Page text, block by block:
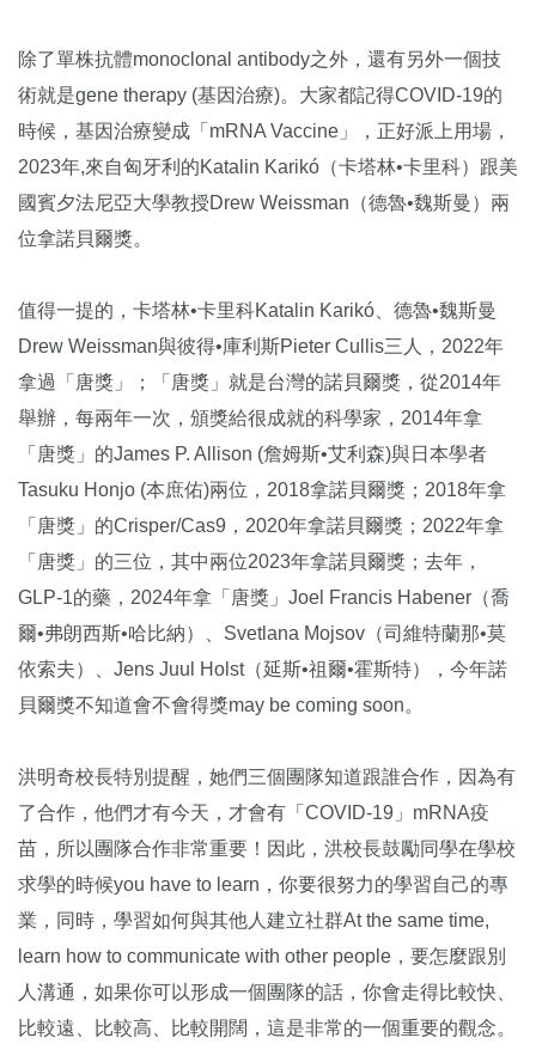
除了單株抗體monoclonal antibody之外，還有另外一個技
術就是gene therapy (基因治療)。大家都記得COVID-19的
時候，基因治療變成「mRNA Vaccine」，正好派上用場，
2023年,來自匈牙利的Katalin Karikó（卡塔林•卡里科）跟美
國賓夕法尼亞大學教授Drew Weissman（德魯•魏斯曼）兩
位拿諾貝爾獎。
值得一提的，卡塔林•卡里科Katalin Karikó、德魯•魏斯曼
Drew Weissman與彼得•庫利斯Pieter Cullis三人，2022年
拿過「唐獎」；「唐獎」就是台灣的諾貝爾獎，從2014年
舉辦，每兩年一次，頒獎給很成就的科學家，2014年拿
「唐獎」的James P. Allison (詹姆斯•艾利森)與日本學者
Tasuku Honjo (本庶佑)兩位，2018拿諾貝爾獎；2018年拿
「唐獎」的Crisper/Cas9，2020年拿諾貝爾獎；2022年拿
「唐獎」的三位，其中兩位2023年拿諾貝爾獎；去年，
GLP-1的藥，2024年拿「唐獎」Joel Francis Habener（喬
爾•弗朗西斯•哈比納）、Svetlana Mojsov（司維特蘭那•莫
依索夫）、Jens Juul Holst（延斯•祖爾•霍斯特），今年諾
貝爾獎不知道會不會得獎may be coming soon。
洪明奇校長特別提醒，她們三個團隊知道跟誰合作，因為有
了合作，他們才有今天，才會有「COVID-19」mRNA疫
苗，所以團隊合作非常重要！因此，洪校長鼓勵同學在學校
求學的時候you have to learn，你要很努力的學習自己的專
業，同時，學習如何與其他人建立社群At the same time,
learn how to communicate with other people，要怎麼跟別
人溝通，如果你可以形成一個團隊的話，你會走得比較快、
比較遠、比較高、比較開闊，這是非常的一個重要的觀念。